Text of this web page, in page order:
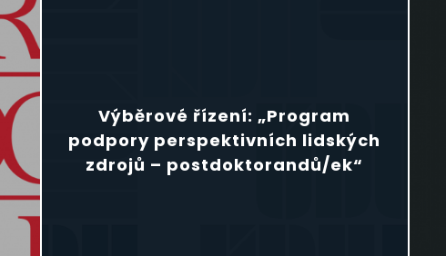
Výběrové řízení: „Program
podpory perspektivních lidských
zdrojů – postdoktorandů/ek“